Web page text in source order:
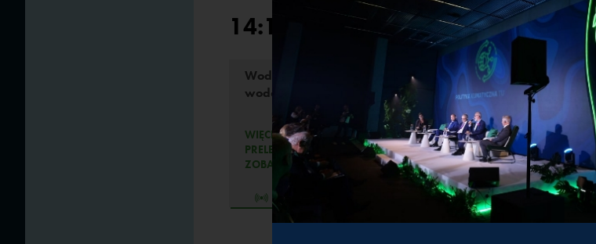
14:15-15:30
Wodór i gospodarka
wodorowa
WIĘCEJ
PRELEGENCI
ZOBACZ RETRANSMISJĘ SESJI
Zielone finansowanie
WIĘCEJ
PRELEGENCI
ZOBACZ RETRANSMISJĘ SESJI
TRANSMISJA TŁUMACZENIE